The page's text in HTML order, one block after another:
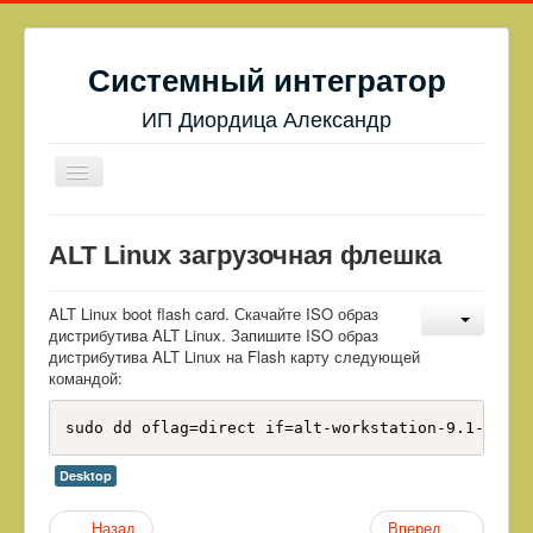
Системный интегратор
ИП Диордица Александр
Toggle
Робототехника
Web
Блог
About
Магазин
Desktop
Server
ALT Linux загрузочная флешка
ALT Linux boot flash card. Скачайте ISO образ
дистрибутива ALT Linux. Запишите ISO образ
дистрибутива ALT Linux на Flash карту следующей
командой:
sudo dd oflag=direct if=alt-workstation-9.1-
Desktop
Назад Вперед